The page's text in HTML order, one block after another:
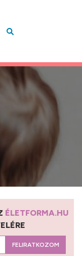
ÉLETFORMA.HU
FELIRATKOZOM